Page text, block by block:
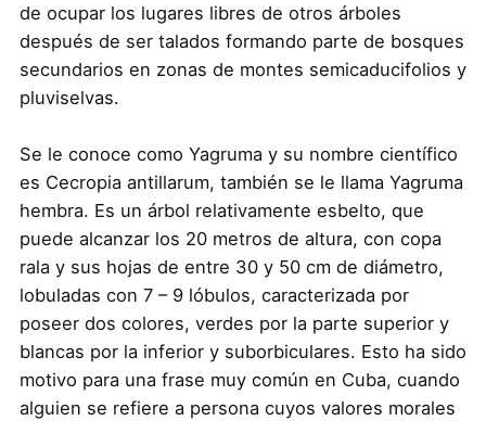
de ocupar los lugares libres de otros árboles
después de ser talados formando parte de bosques
secundarios en zonas de montes semicaducifolios y
pluviselvas.
Se le conoce como Yagruma y su nombre científico
es Cecropia antillarum, también se le llama Yagruma
hembra. Es un árbol relativamente esbelto, que
puede alcanzar los 20 metros de altura, con copa
rala y sus hojas de entre 30 y 50 cm de diámetro,
lobuladas con 7 – 9 lóbulos, caracterizada por
poseer dos colores, verdes por la parte superior y
blancas por la inferior y suborbiculares. Esto ha sido
motivo para una frase muy común en Cuba, cuando
alguien se refiere a persona cuyos valores morales